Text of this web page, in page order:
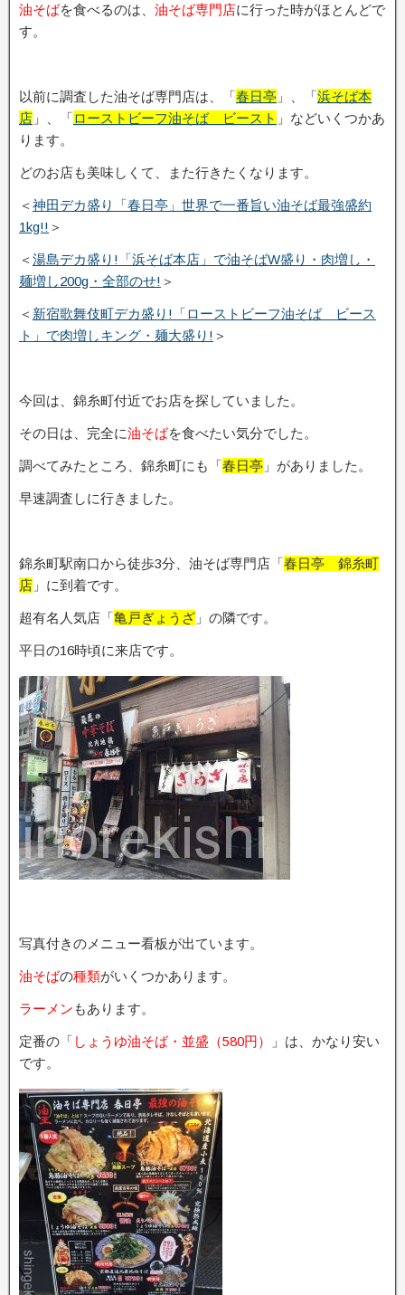
油そばを食べるのは、 油そば専門店に行った時がほとんどで
す。
以前に調査した油そば専門店は、「春日亭 」、「浜そば本
店 」、「ローストビーフ油そば ビースト 」などいくつかあ
ります。
どのお店も美味しくて、また行きたくなります。
＜神田デカ盛り「春日亭」世界で一番旨い油そば最強盛約
1kg!! ＞
＜湯島デカ盛り!「浜そば本店」で油そばW盛り・肉増し・
麺増し200g・全部のせ! ＞
＜ 新宿歌舞伎町デカ盛り!「ローストビーフ油そば ビース
ト」で肉増しキング・麺大盛り! ＞
今回は、錦糸町付近でお店を探していました。
その日は、完全に油そばを食べたい気分でした。
調べてみたところ、錦糸町にも「春日亭 」がありました。
早速調査しに行きました。
錦糸町駅南口から徒歩3分、油そば専門店「春日亭 錦糸町
店 」に到着です。
超有名人気店「亀戸ぎょうざ 」の隣です。
平日の16時頃に来店です。
写真付きのメニュー看板が出ています。
油そばの種類がいくつかあります。
ラーメン もあります。
定番の「 しょうゆ油そば・並盛（580円）
」は、かなり安い
です。